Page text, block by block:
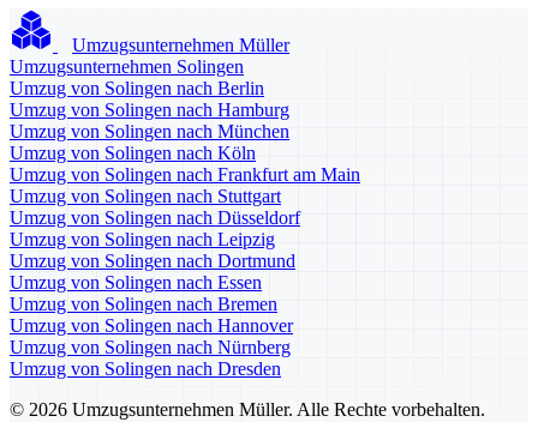
Umzugsunternehmen Müller
Umzugsunternehmen Solingen
Umzug von Solingen nach Berlin
Umzug von Solingen nach Hamburg
Umzug von Solingen nach München
Umzug von Solingen nach Köln
Umzug von Solingen nach Frankfurt am Main
Umzug von Solingen nach Stuttgart
Umzug von Solingen nach Düsseldorf
Umzug von Solingen nach Leipzig
Umzug von Solingen nach Dortmund
Umzug von Solingen nach Essen
Umzug von Solingen nach Bremen
Umzug von Solingen nach Hannover
Umzug von Solingen nach Nürnberg
Umzug von Solingen nach Dresden
© 2026 Umzugsunternehmen Müller. Alle Rechte vorbehalten.